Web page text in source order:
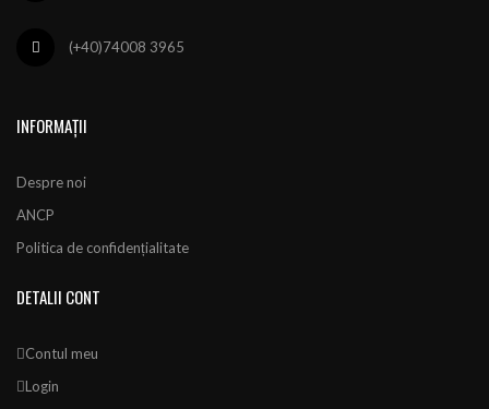
(+40)74008 3965
INFORMAȚII
Despre noi
ANCP
Politica de confidențialitate
DETALII CONT
Contul meu
Login